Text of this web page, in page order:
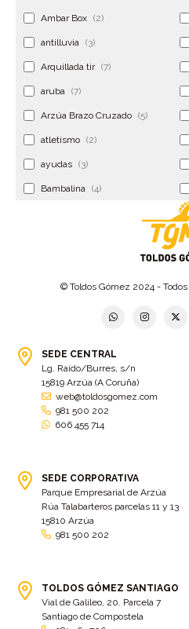
Ambar Box (2)
antilluvia (3)
Arquillada tir (7)
aruba (7)
Arzúa Brazo Cruzado (5)
atletismo (2)
ayudas (3)
Bambalina (4)
bolsa cac (3)
bolsa ct (3)
Bolsas de elevación
Cafe-bar Nova Xeira (2)
Calidad (4)
cambio (5)
camión (17)
camion botellero (7)
© Toldos Gómez 2024 -
SEDE CENTRAL
Lg. Raído/Burres, s/n
15819 Arzúa (A Coruña)
web@toldosgomez.com
981 500 202
606 455 714
SEDE CORPORATIVA
Parque Empresarial de Arzúa
Rúa Talabarteros parcelas 11 y 13
15810 Arzúa
981 500 202
TOLDOS GÓMEZ SANTIAGO
Vial de Galileo, 20. Parcela 7
Santiago de Compostela